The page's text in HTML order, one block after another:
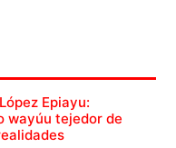
Epiayu:
wayúu tejedor de